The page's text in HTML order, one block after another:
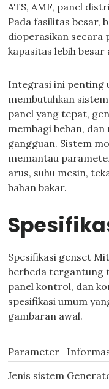
ATS, AMF, panel
Pada fasilitas besar,
dioperasikan secara
kapasitas lebih
Integrasi ini penting
membutuhkan
panel yang tepat,
membagi beban,
gangguan. Sistem
memantau
arus, suhu mesin,
bahan bakar.
Spesifikasi genset
berbeda tergantung
panel kontrol, dan
spesifikasi umum
gambaran awal.
Parameter
Jenis sistem